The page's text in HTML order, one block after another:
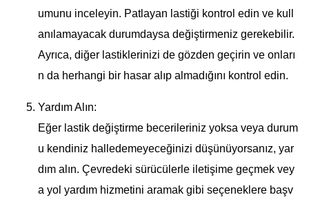
umunu inceleyin. Patlayan lastiği kontrol edin ve kull
anılamayacak durumdaysa değiştirmeniz gerekebilir.
Ayrıca, diğer lastiklerinizi de gözden geçirin ve onları
n da herhangi bir hasar alıp almadığını kontrol edin.
Yardım Alın:
Eğer lastik değiştirme becerileriniz yoksa veya durum
u kendiniz halledemeyeceğinizi düşünüyorsanız, yar
dım alın. Çevredeki sürücülerle iletişime geçmek vey
a yol yardım hizmetini aramak gibi seçeneklere başv